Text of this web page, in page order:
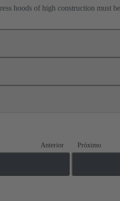
hoods of high construction must
Anterior Próximo